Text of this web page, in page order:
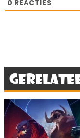
0 REACTIES